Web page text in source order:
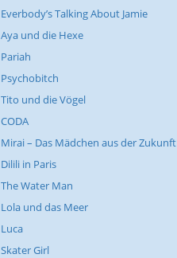
Everbody’s Talking About Jamie
Aya und die Hexe
Pariah
Psychobitch
Tito und die Vögel
CODA
Mirai – Das Mädchen aus der Zukunft
Dilili in Paris
The Water Man
Lola und das Meer
Luca
Skater Girl